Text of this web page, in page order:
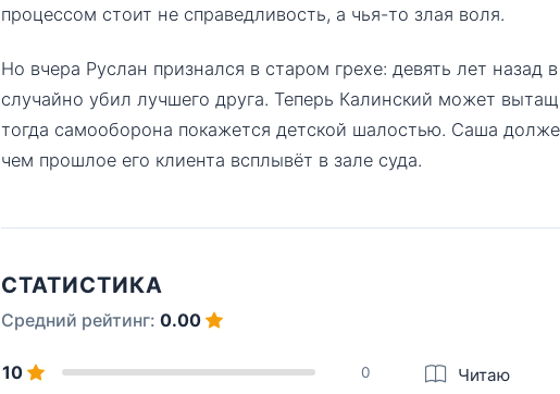
процессом стоит не справедливость, а чья-то злая воля.
Но вчера Руслан признался в старом грехе: девять лет
случайно убил лучшего друга. Теперь Калинский может
тогда самооборона покажется детской шалостью. Саша
чем прошлое его клиента всплывёт в зале суда.
СТАТИСТИКА
Средний рейтинг: 0.00
10 0 Читаю